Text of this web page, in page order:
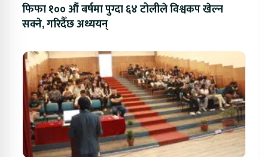
फिफा १०० औं बर्षमा पुग्दा ६४ टोलीले विश्वकप खेल्न
सक्ने, गरिदैँछ अध्ययन्